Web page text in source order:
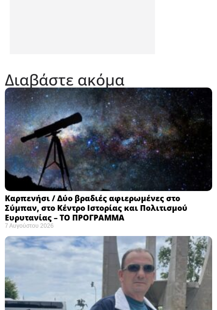
Διαβάστε ακόμα
Καρπενήσι / Δύο βραδιές αφιερωμένες στο
Σύμπαν, στο Κέντρο Ιστορίας και Πολιτισμού
Ευρυτανίας – ΤΟ ΠΡΟΓΡΑΜΜΑ
7 Αυγούστου 2026